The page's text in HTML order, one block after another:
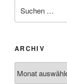
nach:
ARCHIV